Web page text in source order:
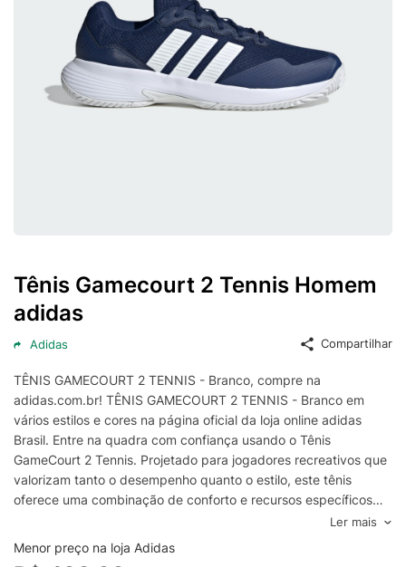
Tênis Gamecourt 2 Tennis Homem
adidas
Adidas Compartilhar
TÊNIS GAMECOURT 2 TENNIS - Branco, compre na
adidas.com.br! TÊNIS GAMECOURT 2 TENNIS - Branco em
vários estilos e cores na página oficial da loja online adidas
Brasil. Entre na quadra com confiança usando o Tênis
GameCourt 2 Tennis. Projetado para jogadores recreativos que
valorizam tanto o desempenho quanto o estilo, este tênis
oferece uma combinação de conforto e recursos específicos
para o tênis. Fabricado com a técnica Cold Cement, este tênis
oferece uma sensação de leveza que não compromete a
qualidade. O solado de borracha proporciona aderência
Ler mais
Menor preço na loja Adidas